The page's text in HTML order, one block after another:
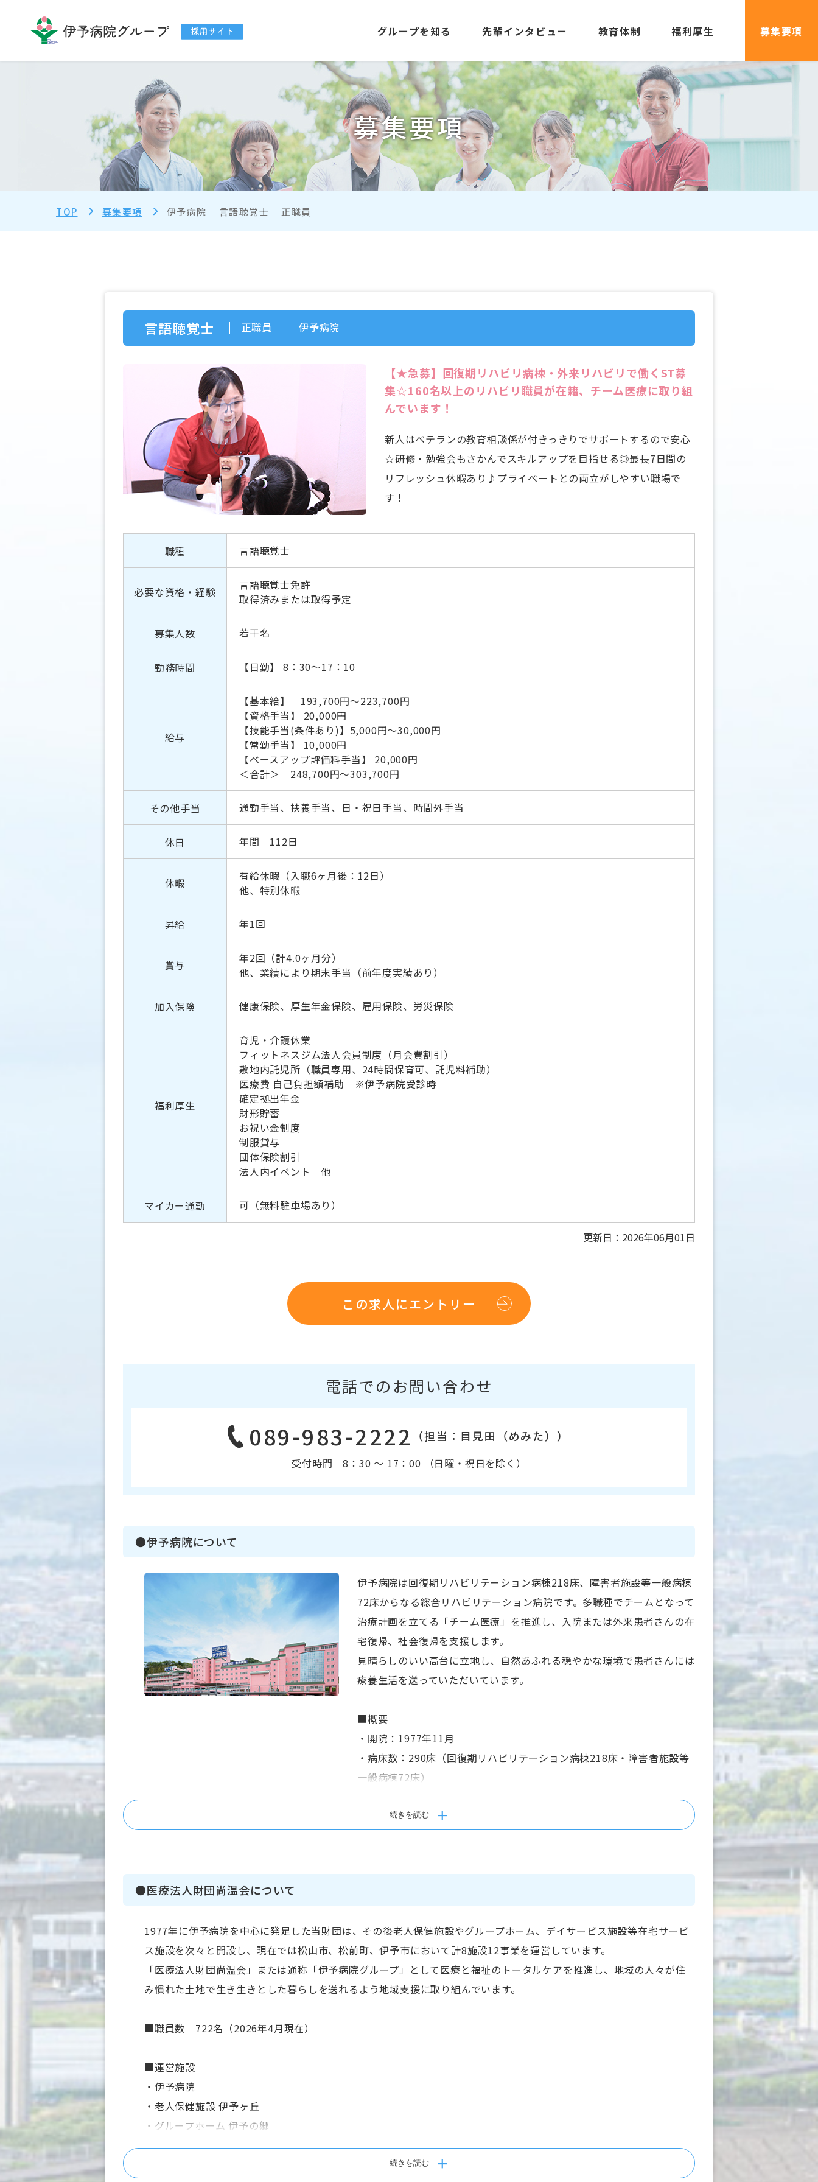
グループを知る 先輩インタビュー 教育体制 福利厚生 募集要項
募集要項
TOP 募集要項 伊予病院 言語聴覚士 正職員
言語聴覚士 正職員 伊予病院
【★急募】回復期リハビリ病棟・外来リハビリで働くST募
集☆160名以上のリハビリ職員が在籍、チーム医療に取り組
んでいます！
新人はベテランの教育相談係が付きっきりでサポートするので安心
☆研修・勉強会もさかんでスキルアップを目指せる◎最長7日間の
リフレッシュ休暇あり♪プライベートとの両立がしやすい職場で
す！
職種 言語聴覚士
必要な資格・経験
言語聴覚士免許
取得済みまたは取得予定
募集人数 若干名
勤務時間 【日勤】 8：30～17：10
給与
【基本給】 193,700円～223,700円
【資格手当】 20,000円
【技能手当(条件あり)】5,000円～30,000円
【常勤手当】 10,000円
【ベースアップ評価料手当】 20,000円
＜合計＞ 248,700円～303,700円
その他手当 通勤手当、扶養手当、日・祝日手当、時間外手当
休日 年間 112日
休暇
有給休暇（入職6ヶ月後：12日）
他、特別休暇
昇給 年1回
賞与
年2回（計4.0ヶ月分）
他、業績により期末手当（前年度実績あり）
加入保険 健康保険、厚生年金保険、雇用保険、労災保険
福利厚生
育児・介護休業
フィットネスジム法人会員制度（月会費割引）
敷地内託児所（職員専用、24時間保育可、託児料補助）
医療費 自己負担額補助 ※伊予病院受診時
確定拠出年金
財形貯蓄
お祝い金制度
制服貸与
団体保険割引
法人内イベント 他
マイカー通勤 可（無料駐車場あり）
更新日：2026年06月01日
この求人にエントリー
電話でのお問い合わせ
089-983-2222 （担当：目見田（めみた））
受付時間 8：30 〜 17：00 （日曜・祝日を除く）
●伊予病院について
伊予病院は回復期リハビリテーション病棟218床、障害者施設等一般病棟
72床からなる総合リハビリテーション病院です。多職種でチームとなって
治療計画を立てる「チーム医療」を推進し、入院または外来患者さんの在
宅復帰、社会復帰を支援します。
見晴らしのいい高台に立地し、自然あふれる穏やかな環境で患者さんには
療養生活を送っていただいています。
■概要
・開院：1977年11月
・病床数：290床（回復期リハビリテーション病棟218床・障害者施設等
一般病棟72床）
・診療科目：内科・循環器内科・リハビリテーション科・小児科・麻酔科
多職種で協力しあう環境が整っていて、コミュニケーションが活発な雰囲
気があります。新人職員からよく「先輩方が皆優しく、質問や相談がしや
すい」との声をいただいています。
続きを読む
●医療法人財団尚温会について
1977年に伊予病院を中心に発足した当財団は、その後老人保健施設やグループホーム、デイサービス施設等在宅サービ
ス施設を次々と開設し、現在では松山市、松前町、伊予市において計8施設12事業を運営しています。
「医療法人財団尚温会」または通称「伊予病院グループ」として医療と福祉のトータルケアを推進し、地域の人々が住
み慣れた土地で生き生きとした暮らしを送れるよう地域支援に取り組んでいます。
■職員数 722名（2026年4月現在）
■運営施設
・伊予病院
・老人保健施設 伊予ヶ丘
・グループホーム 伊予の郷
・伊予訪問看護ステーション
続きを読む